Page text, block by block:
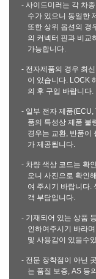
- 사이드미러는 각 차
수가 있으니 동일한
또한 상위 옵션의 경
의 커넥터 핀과 비교
가능합니다.
- 전자제품의 경우 최
이 있습니다. LOCK
의 후 구입 바랍니다.
- 일부 전자 제품(ECU,
품의 특성상 제품 불
경우는 교환, 반품이
가 제공됩니다.
- 차량 색상 코드는 확
오니 사진으로 확인
여 주시기 바랍니다.
객 부담입니다.
- 기재되어 있는 상품
인하여주시기 바라
및 사용감이 있을수
- 전문 장착점이 아닌
는 품질 보증, AS 등